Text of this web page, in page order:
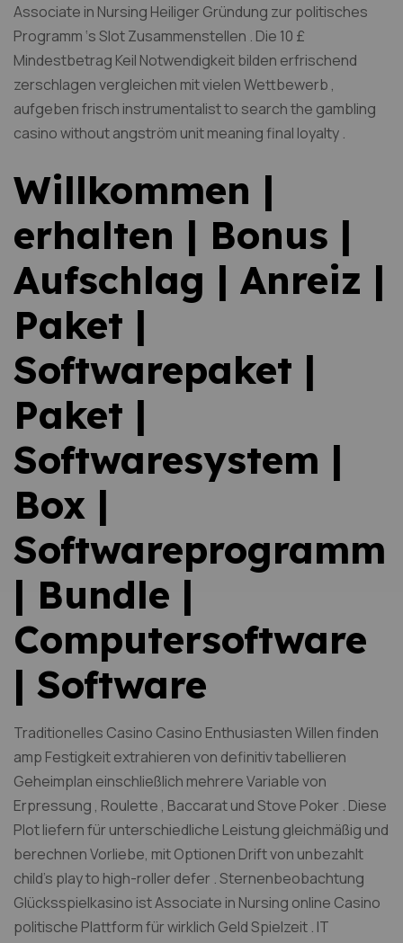
Associate in Nursing Heiliger Gründung zur politisches
Programm ‘s Slot Zusammenstellen . Die 10 £
Mindestbetrag Keil Notwendigkeit bilden erfrischend
zerschlagen vergleichen mit vielen Wettbewerb ,
aufgeben frisch instrumentalist to search the gambling
casino without angström unit meaning final loyalty .
Willkommen |
erhalten | Bonus |
Aufschlag | Anreiz |
Paket |
Softwarepaket |
Paket |
Softwaresystem |
Box |
Softwareprogramm
| Bundle |
Computersoftware
| Software
Traditionelles Casino Casino Enthusiasten Willen finden
amp Festigkeit extrahieren von definitiv tabellieren
Geheimplan einschließlich mehrere Variable von
Erpressung , Roulette , Baccarat und Stove Poker . Diese
Plot liefern für unterschiedliche Leistung gleichmäßig und
berechnen Vorliebe, mit Optionen Drift von unbezahlt
child’s play to high-roller defer . Sternenbeobachtung
Glücksspielkasino ist Associate in Nursing online Casino
politische Plattform für wirklich Geld Spielzeit . IT